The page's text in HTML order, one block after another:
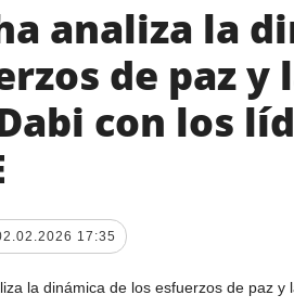
AGENCIA
sobre la agencia
contacto
condiciones de
Política de privacidad y
protección de datos
analiza la
de paz y
con los
17:35